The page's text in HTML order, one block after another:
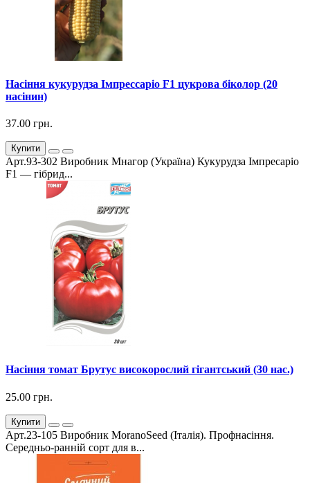
Насіння кукурудза Імпрессаріо F1 цукрова біколор (20
насінин)
37.00 грн.
Купити
Арт.93-302 Виробник Мнагор (Україна) Кукурудза Імпресаріо
F1 — гібрид...
Насіння томат Брутус високорослий гігантський (30 нас.)
25.00 грн.
Купити
Арт.23-105 Виробник MoranoSeed (Італія). Профнасіння.
Середньо-ранній сорт для в...